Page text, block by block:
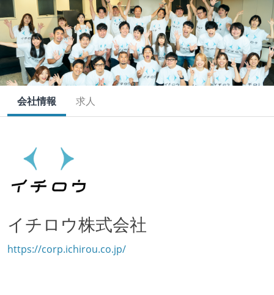
会社情報 求人
イチロウ株式会社
https://corp.ichirou.co.jp/